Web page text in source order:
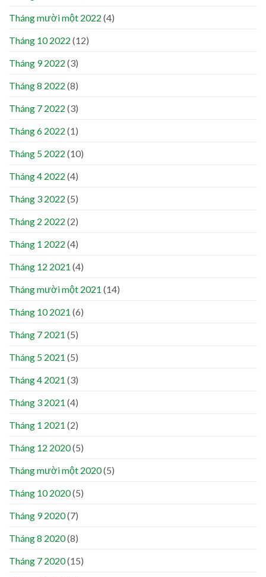
Tháng mười một 2022 (4)
Tháng 10 2022 (12)
Tháng 9 2022 (3)
Tháng 8 2022 (8)
Tháng 7 2022 (3)
Tháng 6 2022 (1)
Tháng 5 2022 (10)
Tháng 4 2022 (4)
Tháng 3 2022 (5)
Tháng 2 2022 (2)
Tháng 1 2022 (4)
Tháng 12 2021 (4)
Tháng mười một 2021 (14)
Tháng 10 2021 (6)
Tháng 7 2021 (5)
Tháng 5 2021 (5)
Tháng 4 2021 (3)
Tháng 3 2021 (4)
Tháng 1 2021 (2)
Tháng 12 2020(5)
Tháng mười một 2020(5)
Tháng 10 2020(5)
Tháng 9 2020(7)
Tháng 8 2020(8)
Tháng 7 2020(15)